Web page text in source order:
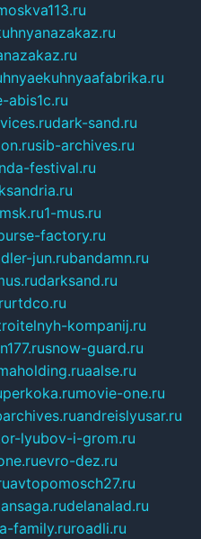
abis1c.ru
dark-sand.ru
sib-archives.ru
festival.ru
1-mus.ru
factory.ru
jun.rubandamn.ru
darksand.ru
rtdco.ru
kompanij.ru
snow-guard.ru
aalse.ru
perkoka.rumovie-one.ru
andreislyusar.ru
lyubov-i-grom.ru
evro-dez.ru
avtopomosch27.ru
delanalad.ru
family.ruroadli.ru